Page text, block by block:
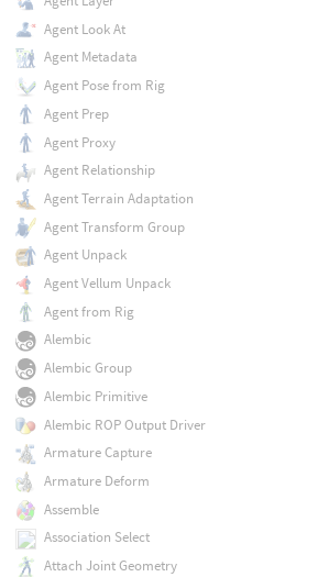
Agent Look At
Agent Metadata
Agent Pose from Rig
Agent Prep
Agent Proxy
Agent Relationship
Agent Terrain Adaptation
Agent Transform Group
Agent Unpack
Agent Vellum Unpack
Agent from Rig
Alembic
Alembic Group
Alembic Primitive
Alembic ROP Output Driver
Armature Capture
Armature Deform
Assemble
Association Select
Attach Joint Geometry